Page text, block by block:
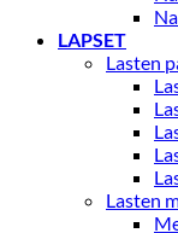
LAPSET
Lasten
Lasten